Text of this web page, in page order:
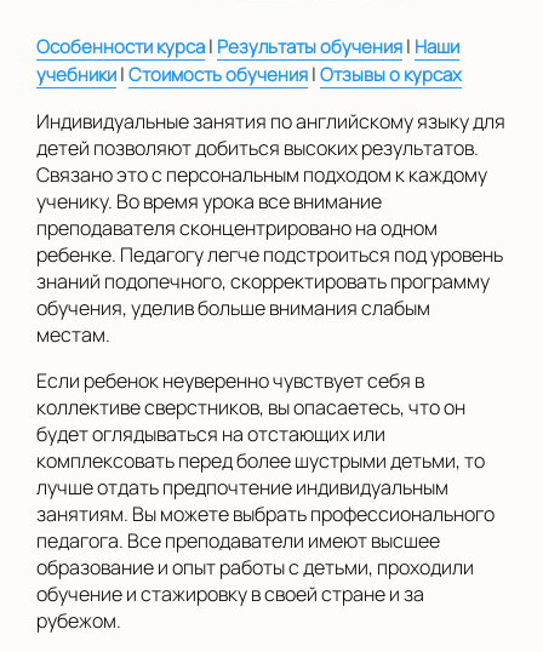
Особенности курса| Результаты обучения| Наши
учебники|Стоимость обучения|Отзывы о курсах
Индивидуальные занятия по английскому языку для
детей позволяют добиться высоких результатов.
Связано это с персональным подходом к каждому
ученику. Во время урока все внимание
преподавателя сконцентрировано на одном
ребенке. Педагогу легче подстроиться под уровень
знаний подопечного, скорректировать программу
обучения, уделив больше внимания слабым
местам.
Если ребенок неуверенно чувствует себя в
коллективе сверстников, вы опасаетесь, что он
будет оглядываться на отстающих или
комплексовать перед более шустрыми детьми, то
лучше отдать предпочтение индивидуальным
занятиям. Вы можете выбрать профессионального
педагога. Все преподаватели имеют высшее
образование и опыт работы с детьми, проходили
обучение и стажировку в своей стране и за
рубежом.